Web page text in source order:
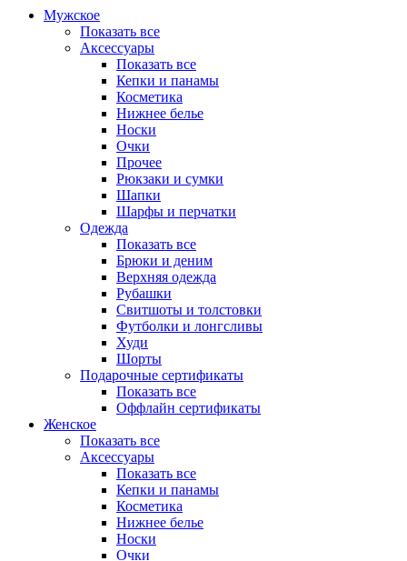
Мужское
Показать все
Аксессуары
Показать все
Кепки и панамы
Косметика
Нижнее белье
Носки
Очки
Прочее
Рюкзаки и сумки
Шапки
Шарфы и перчатки
Одежда
Показать все
Брюки и деним
Верхняя одежда
Рубашки
Свитшоты и толстовки
Футболки и лонгсливы
Худи
Шорты
Подарочные сертификаты
Показать все
Оффлайн сертификаты
Женское
Показать все
Аксессуары
Показать все
Кепки и панамы
Косметика
Нижнее белье
Носки
Очки